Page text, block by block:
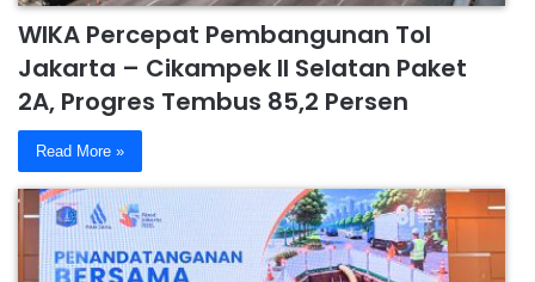
WIKA Percepat Pembangunan Tol
Jakarta – Cikampek II Selatan Paket
2A, Progres Tembus 85,2 Persen
Read More »